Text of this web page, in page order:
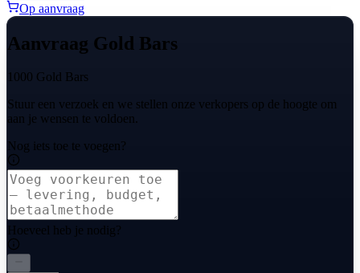
Op aanvraag
Aanvraag Gold Bars
1000 Gold Bars
Stuur een verzoek en we stellen onze verkopers op de hoogte om
aan je wensen te voldoen.
Nog iets toe te voegen?
Hoeveel heb je nodig?